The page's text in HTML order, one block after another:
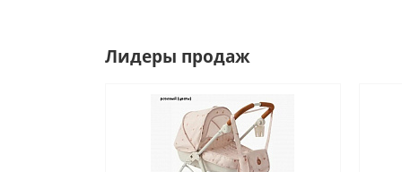
Лидеры продаж